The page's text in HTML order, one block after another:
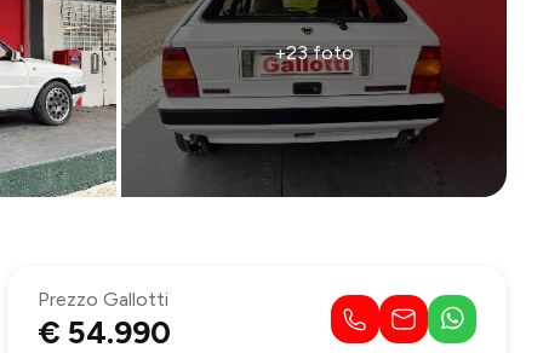
+23 foto
Prezzo Gallotti
€ 54.990